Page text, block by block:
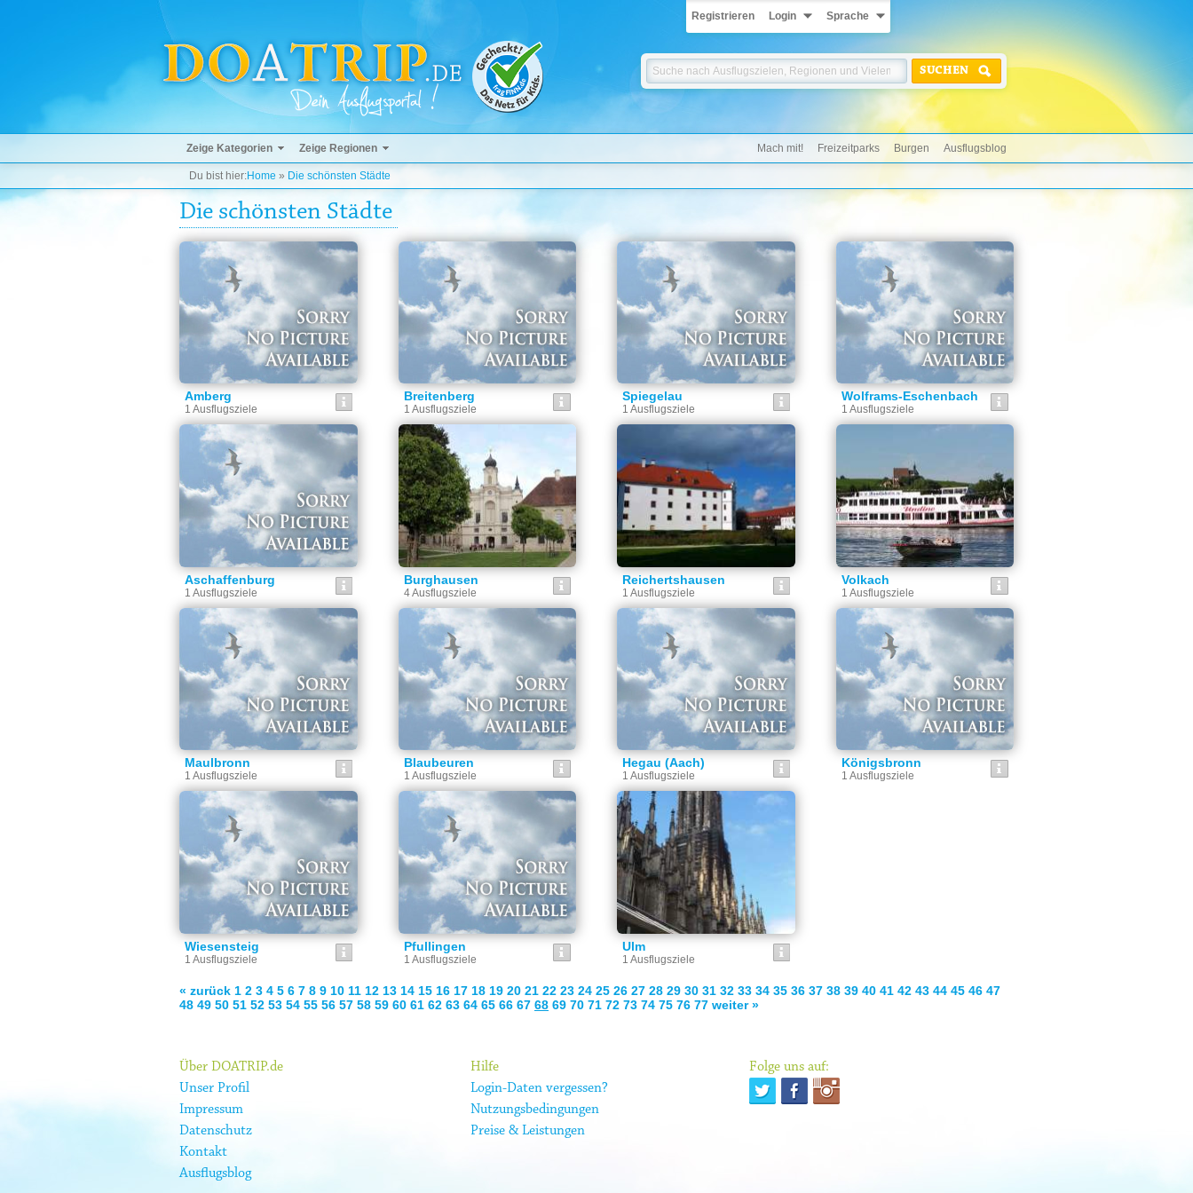
Registrieren Login Sprache
SUCHEN
Zeige Kategorien Zeige Regionen Mach mit! Freizeitparks Burgen Ausflugsblog
Du bist hier:Home » Die schönsten Städte
Die schönsten Städte
Amberg
1 Ausflugsziele
Breitenberg
1 Ausflugsziele
Spiegelau
1 Ausflugsziele
Wolframs-Eschenbach
1 Ausflugsziele
Aschaffenburg
1 Ausflugsziele
Burghausen
4 Ausflugsziele
Reichertshausen
1 Ausflugsziele
Volkach
1 Ausflugsziele
Maulbronn
1 Ausflugsziele
Blaubeuren
1 Ausflugsziele
Hegau (Aach)
1 Ausflugsziele
Königsbronn
1 Ausflugsziele
Wiesensteig
1 Ausflugsziele
Pfullingen
1 Ausflugsziele
Ulm
1 Ausflugsziele
« zurück 1 2 3 4 5 6 7 8 9 10 11 12 13 14 15 16 17 18 19 20 21 22 23 24 25 26 27 28 29 30 31 32 33 34 35 36 37 38 39 40 41 42 43 44 45 46 47
48 49 50 51 52 53 54 55 56 57 58 59 60 61 62 63 64 65 66 67 68 69 70 71 72 73 74 75 76 77 weiter »
Über DOATRIP.de
Unser Profil
Impressum
Datenschutz
Kontakt
Ausflugsblog
Hilfe
Login-Daten vergessen?
Nutzungsbedingungen
Preise & Leistungen
Folge uns auf: